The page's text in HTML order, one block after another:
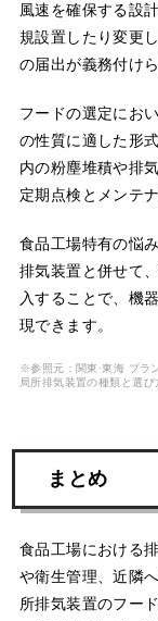
風速を確保する設
規設置したり変更
の届出が義務付け
フードの選定にお
の性質に適した形
内の粉塵堆積や排
定期点検とメンテ
食品工場特有の悩
排気装置と併せて
入することで、機
現できます。
※参照元：関東·東海 プラ
局所排気装置の種類と選び
まとめ
食品工場における
や衛生管理、近隣
所排気装置のフー